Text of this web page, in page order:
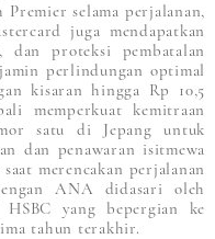
selama perjalanan,
juga mendapatkan
dan proteksi pembatalan
perlindungan optimal
kisaran hingga Rp 10,5
memperkuat kemitraan
satu di Jepang untuk
dan penawaran isitmewa
merencakan perjalanan
ANA didasari oleh
yang bepergian ke
tahun terakhir.